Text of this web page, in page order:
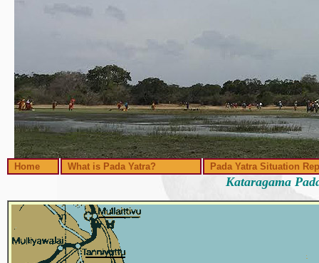
Home What is Pada Yatra? Pada Yatra Situation
Kataragama